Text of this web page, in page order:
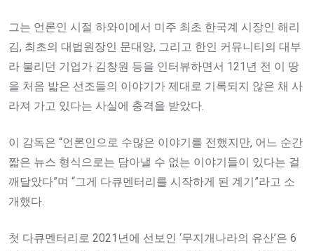
그는 언론인 시절 하와이에서 미주 최초 한국계 시장인 해리
김, 최초의 대법원장인 문대양, 그리고 한인 커뮤니티의 대부
라 불리던 기업가 김창원 등을 인터뷰하면서 121년 전 이 땅
을 처음 밟은 선조들의 이야기가 제대로 기록되지 않은 채 사
라져 가고 있다는 사실에 충격을 받았다.
이 감독은 “언론인으로 수많은 이야기를 전했지만, 어느 순간
짧은 뉴스 형식으로는 담아낼 수 없는 이야기들이 있다는 걸
깨달았다”며 “그게 다큐멘터리를 시작하게 된 계기”라고 소
개했다.
첫 다큐멘터리로 2021년에 선보인 ‘무지개나라의 유산’은 6